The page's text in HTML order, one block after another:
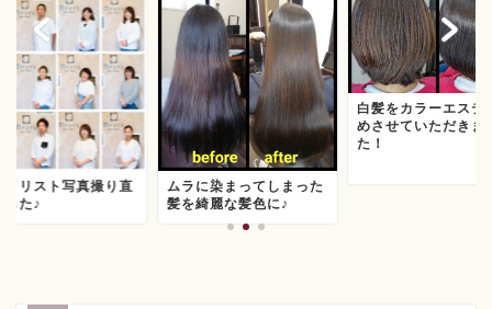
イリスト写真撮り直
した♪
ムラに染まってしまった
髪を綺麗な髪色に♪
白髪をカラーエステ
めさせていただきま
た！